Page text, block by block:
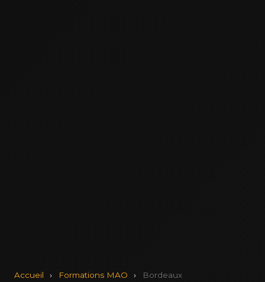
Accueil › Formations MAO › Bordeaux